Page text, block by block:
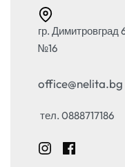
гр.
№16
office@nelita.bg
тел. 0888717186